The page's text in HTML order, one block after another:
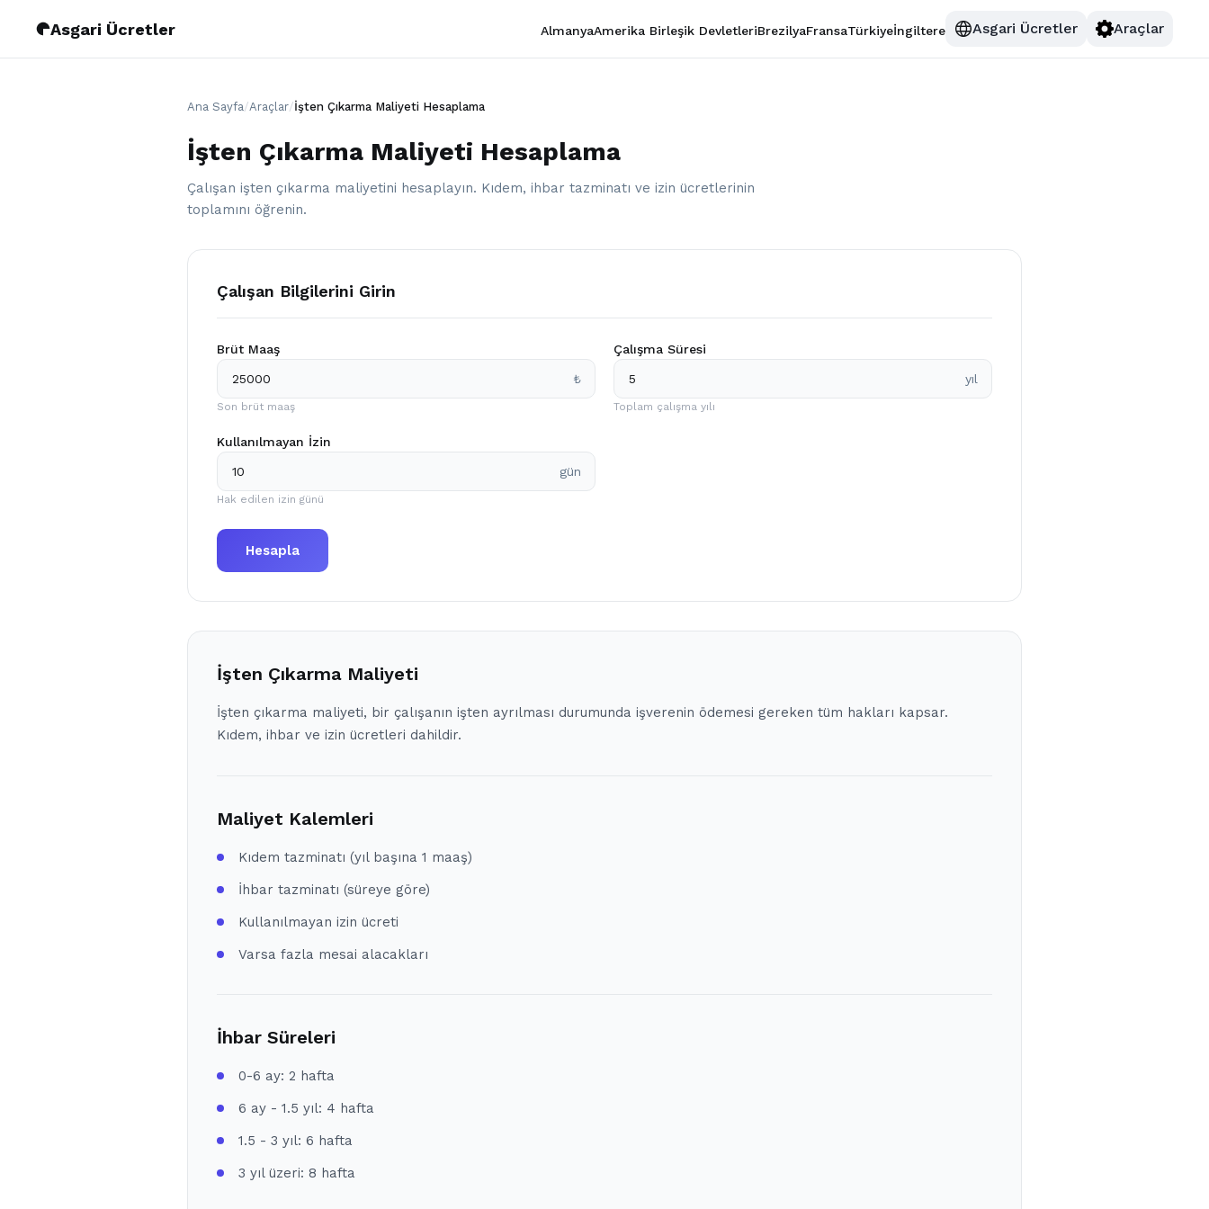
Asgari Ücretler AlmanyaAmerika Birleşik DevletleriBrezilyaFransaTürkiyeİngiltere Asgari Ücretler Araçlar
Ana Sayfa/Araçlar/İşten Çıkarma Maliyeti Hesaplama
İşten Çıkarma Maliyeti Hesaplama
Çalışan işten çıkarma maliyetini hesaplayın. Kıdem, ihbar tazminatı ve izin ücretlerinin
toplamını öğrenin.
Çalışan Bilgilerini Girin
Brüt Maaş
₺
Son brüt maaş
Çalışma Süresi
yıl
Toplam çalışma yılı
Kullanılmayan İzin
gün
Hak edilen izin günü
Hesapla
İşten Çıkarma Maliyeti
İşten çıkarma maliyeti, bir çalışanın işten ayrılması durumunda işverenin ödemesi gereken tüm hakları kapsar.
Kıdem, ihbar ve izin ücretleri dahildir.
Maliyet Kalemleri
Kıdem tazminatı (yıl başına 1 maaş)
İhbar tazminatı (süreye göre)
Kullanılmayan izin ücreti
Varsa fazla mesai alacakları
İhbar Süreleri
0-6 ay: 2 hafta
6 ay - 1.5 yıl: 4 hafta
1.5 - 3 yıl: 6 hafta
3 yıl üzeri: 8 hafta